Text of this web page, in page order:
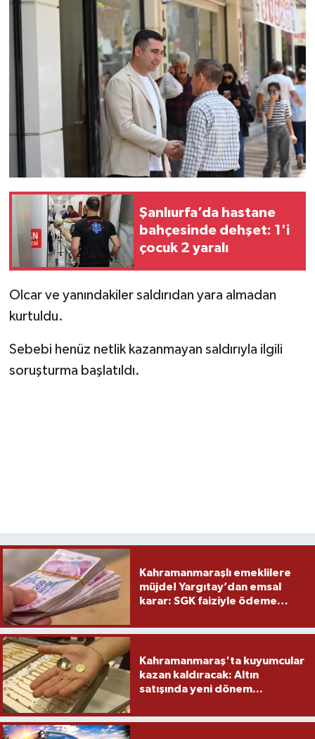
Şanlıurfa’da hastane
bahçesinde dehşet: 1'i
çocuk 2 yaralı
Olcar ve yanındakiler saldırıdan yara almadan
kurtuldu.
Sebebi henüz netlik kazanmayan saldırıyla ilgili
soruşturma başlatıldı.
Kahramanmaraşlı emeklilere
müjde! Yargıtay’dan emsal
karar: SGK faiziyle ödeme
Kahramanmaraş'ta kuyumcular
kazan kaldıracak: Altın
satışında yeni dönem...
KÜLTÜR SANAT